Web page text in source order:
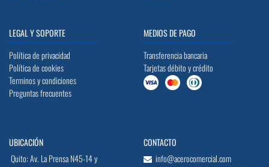
LEGAL Y SOPORTE
Política de privacidad
Política de cookies
Terminos y condiciones
Preguntas frecuentes
MEDIOS DE PAGO
Transferencia bancaria
Tarjetas débito y crédito
UBICACIÓN
Quito: Av. La Prensa N45-14 y
CONTACTO
info@acerocomercial.com